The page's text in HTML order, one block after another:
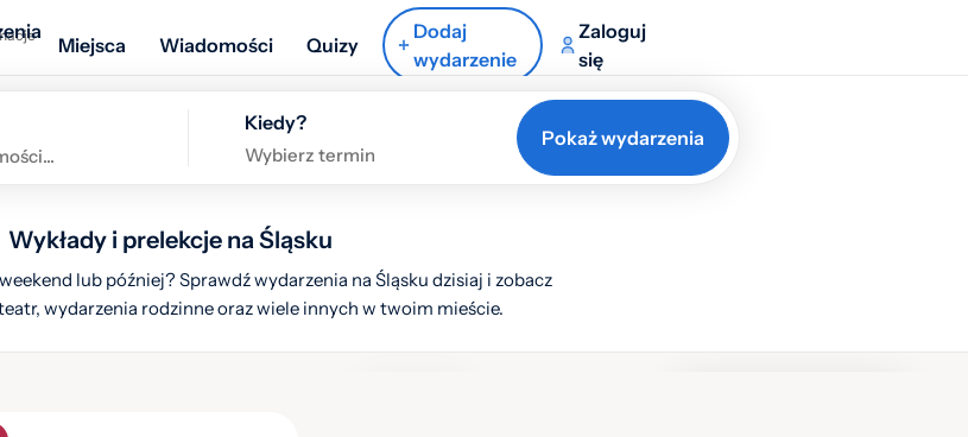
Miejsca Wiadomości Quizy
Dodaj
wydarzenie
Zaloguj
się
Kiedy?
Wybierz termin
Pokaż wydarzenia
Wykłady i prelekcje na Śląsku
lub później? Sprawdź wydarzenia na Śląsku dzisiaj i zobacz
wydarzenia rodzinne oraz wiele innych w twoim mieście.